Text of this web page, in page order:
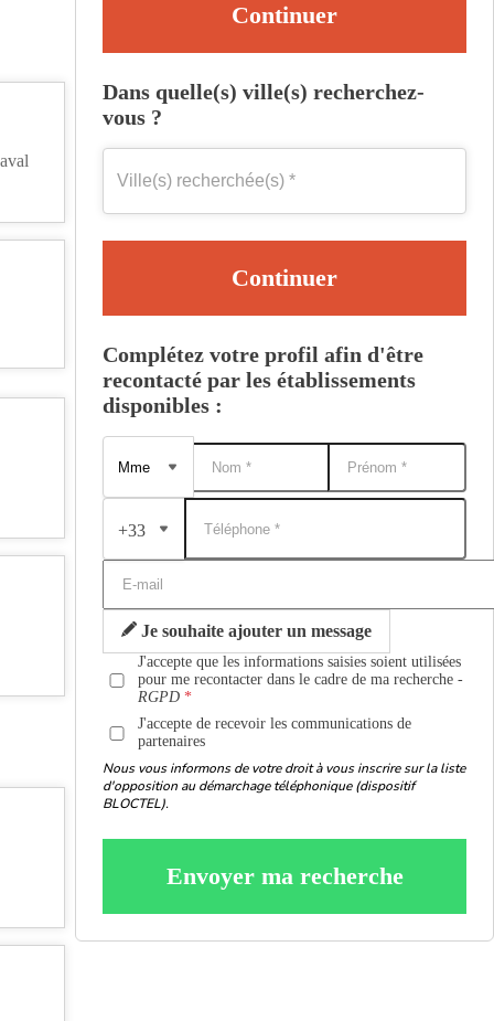
Continuer
Dans quelle(s) ville(s) recherchez-
vous ?
Continuer
Complétez votre profil afin d'être
recontacté par les établissements
disponibles :
+33
Je souhaite ajouter un message
J'accepte que les informations saisies soient utilisées
pour me recontacter dans le cadre de ma recherche -
RGPD
J'accepte de recevoir les communications de
partenaires
Nous vous informons de votre droit à vous inscrire sur la liste
d'opposition au démarchage téléphonique (dispositif
BLOCTEL).
Envoyer ma recherche